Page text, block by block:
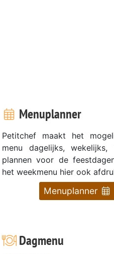
Menuplanner
Petitchef maakt het
menu dagelijks,
plannen voor de
het weekmenu hier ook
Menuplanner
Dagmenu